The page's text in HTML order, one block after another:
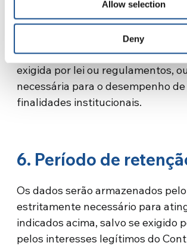
Allow selection
Deny
divulgados a terceiros que atuem
gestores de equipamentos
manutenção técnica, bem como as
partes externas, quando tal
exigida por lei ou regulamentos,
necessária para o desempenho
finalidades institucionais.
6. Período de
Os dados serão armazenados
estritamente necessário para
indicados acima, salvo se exigido
pelos interesses legítimos do